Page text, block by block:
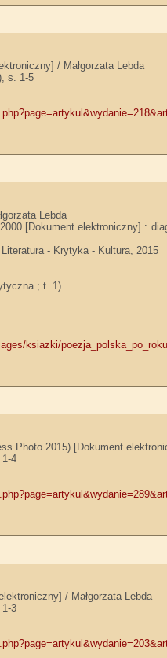
/ Małgorzata Lebda
s. 1-5
Lebda
[Dokument elektroniczny] :
- Krytyka - Kultura, 2015
; t. 1)
ksiazki/
Photo 2015) [Dokument
4
/ Małgorzata Lebda
3